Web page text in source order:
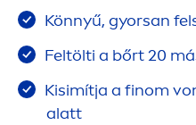
Könnyű, gyorsan
Feltölti a bőrt 20
Kisimítja a finom
alatt